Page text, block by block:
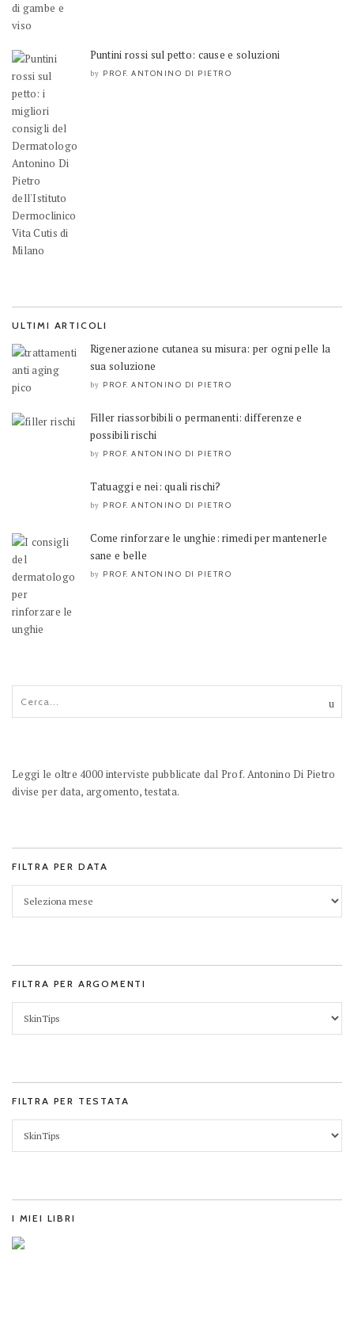
Puntini rossi sul petto: cause e soluzioni
by PROF. ANTONINO DI PIETRO
ULTIMI ARTICOLI
Rigenerazione cutanea su misura: per ogni pelle la
sua soluzione
by PROF. ANTONINO DI PIETRO
Filler riassorbibili o permanenti: differenze e
possibili rischi
by PROF. ANTONINO DI PIETRO
Tatuaggi e nei: quali rischi?
by PROF. ANTONINO DI PIETRO
Come rinforzare le unghie: rimedi per mantenerle
sane e belle
by PROF. ANTONINO DI PIETRO
Leggi le oltre 4000 interviste pubblicate dal Prof. Antonino Di Pietro
divise per data, argomento, testata.
FILTRA PER DATA
FILTRA PER ARGOMENTI
FILTRA PER TESTATA
I MIEI LIBRI